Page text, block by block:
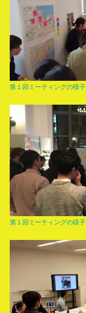
第１回ミーティングの様子
第１回ミーティングの様子